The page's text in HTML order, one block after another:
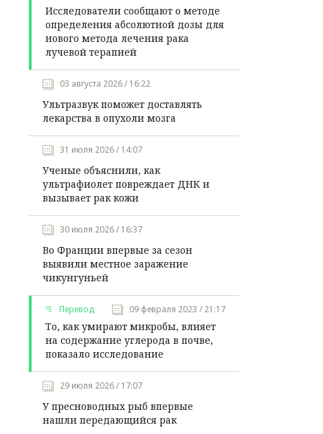
Исследователи сообщают о методе
определения абсолютной дозы для
нового метода лечения рака
лучевой терапией
03 августа 2026 / 16:22
Ультразвук поможет доставлять
лекарства в опухоли мозга
31 июля 2026 / 14:07
Ученые объяснили, как
ультрафиолет повреждает ДНК и
вызывает рак кожи
30 июля 2026 / 16:37
Во Франции впервые за сезон
выявили местное заражение
чикунгуньей
Перевод 09 февраля 2023 / 21:17
То, как умирают микробы, влияет
на содержание углерода в почве,
показало исследование
29 июля 2026 / 17:07
У пресноводных рыб впервые
нашли передающийся рак